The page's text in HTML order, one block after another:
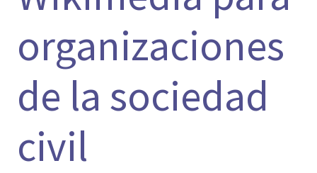
organizaciones
de la sociedad
civil